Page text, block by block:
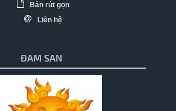
Bản rút gọn
Liên hệ
ĐAM SAN